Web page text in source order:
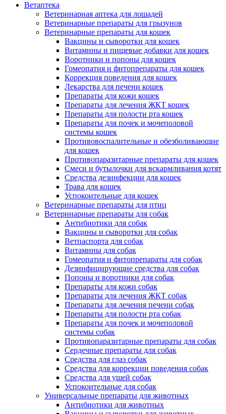
Ветаптека
Ветеринарная аптека для лошадей
Ветеринарные препараты для грызунов
Ветеринарные препараты для кошек
Вакцины и сыворотки для кошек
Витамины и пищевые добавки для кошек
Воротники и попоны для кошек
Гомеопатия и фитопрепараты для кошек
Коррекция поведения для кошек
Лекарства для печени кошек
Препараты для кожи кошек
Препараты для лечения ЖКТ кошек
Препараты для полости рта кошек
Препараты для почек и мочеполовой
системы кошек
Противовоспалительные и обезболивающие
для кошек
Противопаразитарные препараты для кошек
Смеси и бутылочки для вскармливания котят
Средства дезинфекции для кошек
Трава для кошек
Успокоительные для кошек
Ветеринарные препараты для птиц
Ветеринарные препараты для собак
Антибиотики для собак
Вакцины и сыворотки для собак
Ветпаспорта для собак
Витамины для собак
Гомеопатия и фитопрепараты для собак
Дезинфицирующие средства для собак
Попоны и воротники для собак
Препараты для кожи собак
Препараты для лечения ЖКТ собак
Препараты для лечения печени собак
Препараты для полости рта собак
Препараты для почек и мочеполовой
системы собак
Противопаразитарные препараты для собак
Сердечные препараты для собак
Средства для глаз собак
Средства для коррекции поведения собак
Средства для ушей собак
Успокоительные для собак
Универсальные препараты для животных
Антибиотики для животных